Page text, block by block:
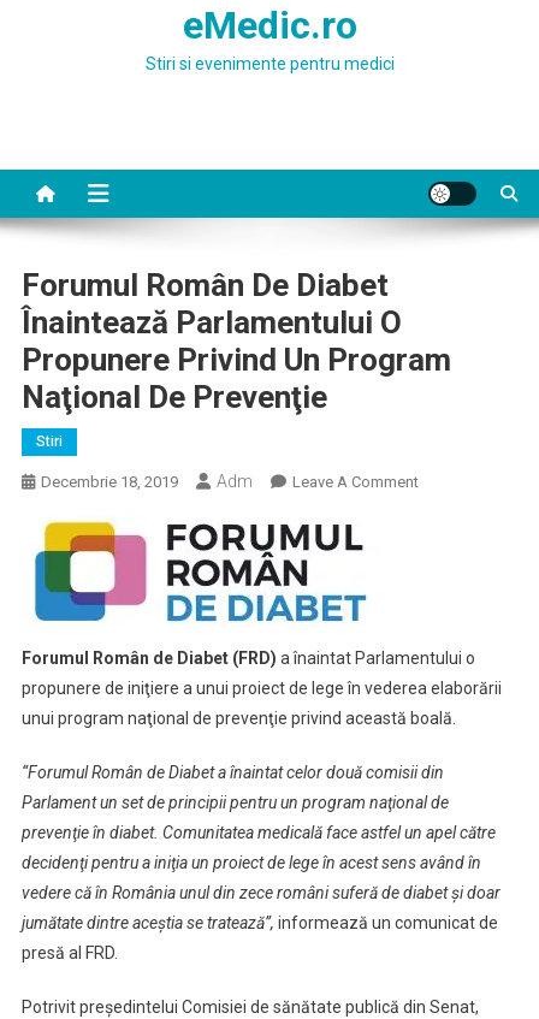
eMedic.ro
Stiri si evenimente pentru medici
Forumul Român De Diabet
Înaintează Parlamentului O
Propunere Privind Un Program
Naţional De Prevenţie
Stiri
Decembrie 18, 2019 Adm Leave A CommentOn
Parlamentului
Privind
Naţional
De
Prevenţie
Forumul Român de Diabet (FRD) a înaintat Parlamentului o
propunere de iniţiere a unui proiect de lege în vederea elaborării
unui program naţional de prevenţie privind această boală.
“Forumul Român de Diabet a înaintat celor două comisii din
Parlament un set de principii pentru un program naţional de
prevenţie în diabet. Comunitatea medicală face astfel un apel către
decidenţi pentru a iniţia un proiect de lege în acest sens având în
vedere că în România unul din zece români suferă de diabet şi doar
jumătate dintre aceştia se tratează”, informează un comunicat de
presă al FRD.
Potrivit preşedintelui Comisiei de sănătate publică din Senat,